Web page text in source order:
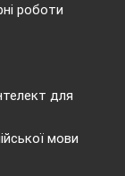
роботи
для
мови